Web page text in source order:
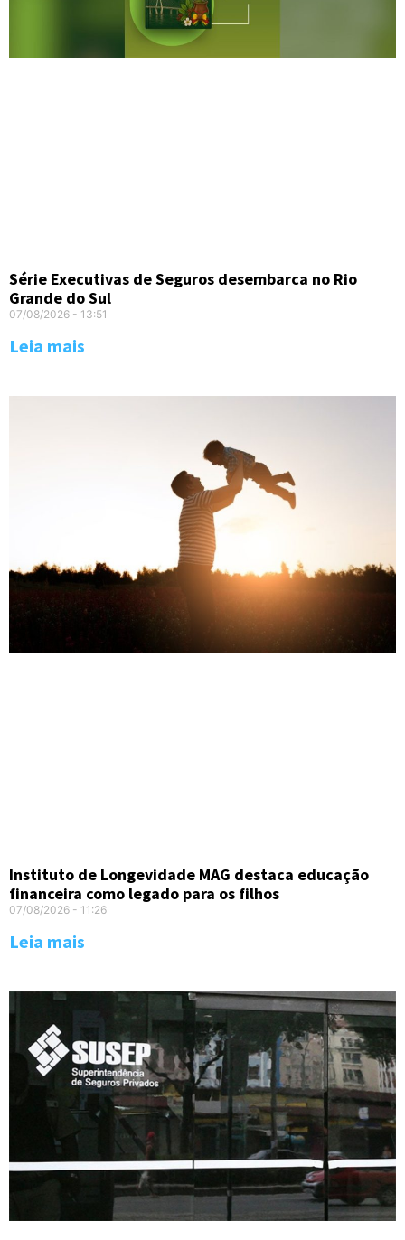
Série Executivas de Seguros desembarca no Rio
Grande do Sul
07/08/2026 13:51
Leia mais
Instituto de Longevidade MAG destaca educação
financeira como legado para os filhos
07/08/2026 11:26
Leia mais